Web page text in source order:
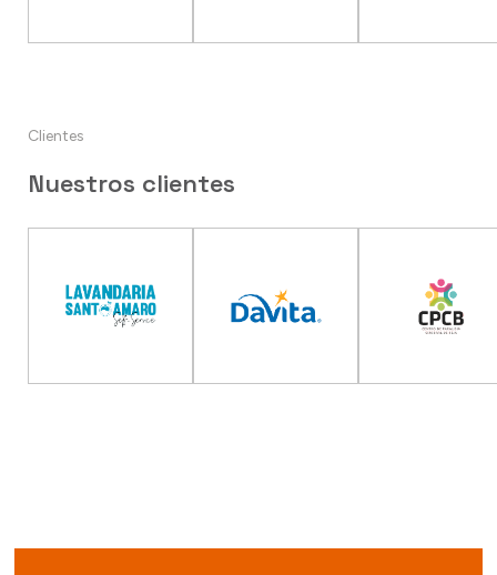
Clientes
Nuestros clientes